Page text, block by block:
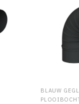
BLAUW